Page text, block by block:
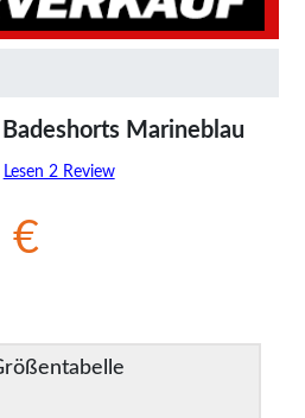
Marineblau
Lesen 2 Review
€